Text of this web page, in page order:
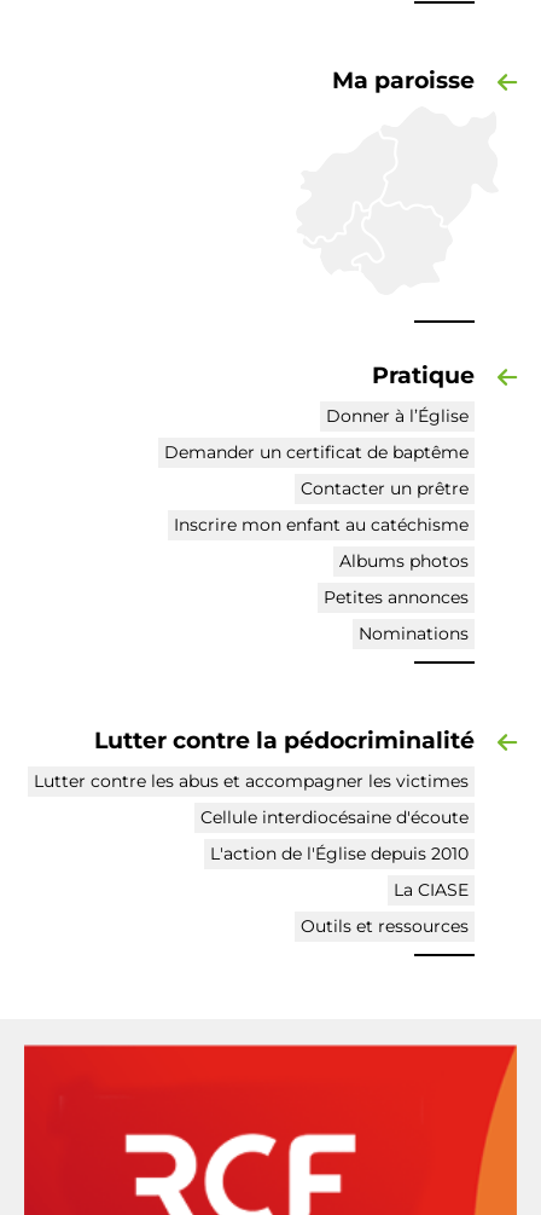
Ma paroisse
Pratique
Donner à l’Église
Demander un certificat de baptême
Contacter un prêtre
Inscrire mon enfant au catéchisme
Albums photos
Petites annonces
Nominations
Lutter contre la pédocriminalité
Lutter contre les abus et accompagner les victimes
Cellule interdiocésaine d'écoute
L'action de l'Église depuis 2010
La CIASE
Outils et ressources